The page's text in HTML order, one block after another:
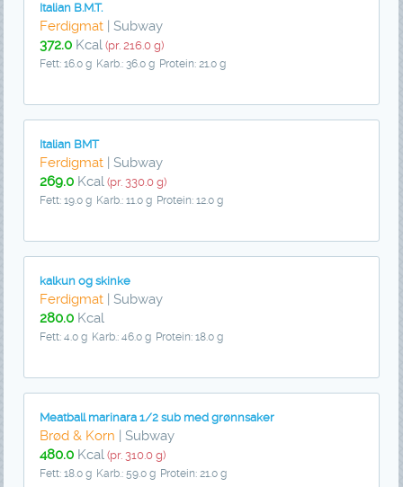
Italian B.M.T.
Ferdigmat | Subway
372.0 Kcal (pr. 216.0 g)
Fett: 16.0 g Karb.: 36.0 g Protein: 21.0 g
Italian BMT
Ferdigmat | Subway
269.0 Kcal (pr. 330.0 g)
Fett: 19.0 g Karb.: 11.0 g Protein: 12.0 g
kalkun og skinke
Ferdigmat | Subway
280.0 Kcal
Fett: 4.0 g Karb.: 46.0 g Protein: 18.0 g
Meatball marinara 1/2 sub med grønnsaker
Brød & Korn | Subway
480.0 Kcal (pr. 310.0 g)
Fett: 18.0 g Karb.: 59.0 g Protein: 21.0 g